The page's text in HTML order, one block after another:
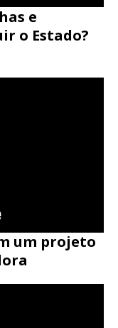
e
o Estado?
um projeto